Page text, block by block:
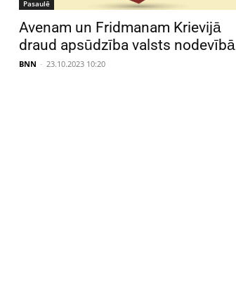
Pasaulē
Avenam un Fridmanam Krievijā
draud apsūdzība valsts nodevībā
BNN - 23.10.2023 10:20